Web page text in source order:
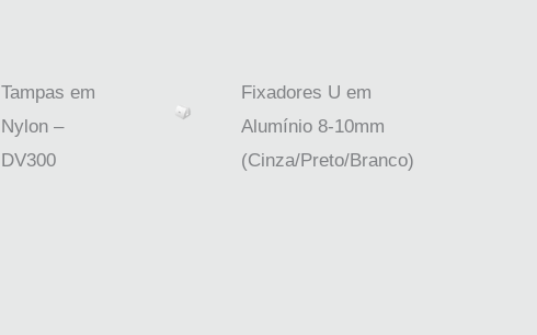
Tampas em
Nylon –
DV300
Fixadores U em
Alumínio 8-10mm
(Cinza/Preto/Branco)